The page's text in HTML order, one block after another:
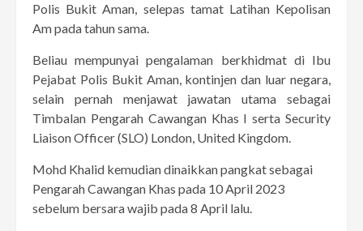
Polis Bukit Aman, selepas tamat Latihan Kepolisan
Am pada tahun sama.
Beliau mempunyai pengalaman berkhidmat di Ibu
Pejabat Polis Bukit Aman, kontinjen dan luar negara,
selain pernah menjawat jawatan utama sebagai
Timbalan Pengarah Cawangan Khas I serta Security
Liaison Officer (SLO) London, United Kingdom.
Mohd Khalid kemudian dinaikkan pangkat sebagai
Pengarah Cawangan Khas pada 10 April 2023
sebelum bersara wajib pada 8 April lalu.